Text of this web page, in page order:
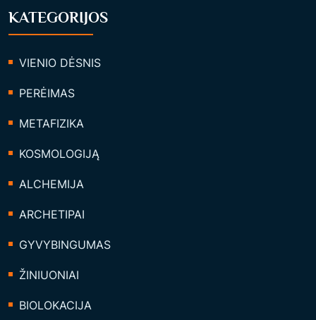
KATEGORIJOS
VIENIO DĖSNIS
PERĖIMAS
METAFIZIKA
KOSMOLOGIJĄ
ALCHEMIJA
ARCHETIPAI
GYVYBINGUMAS
ŽINIUONIAI
BIOLOKACIJA